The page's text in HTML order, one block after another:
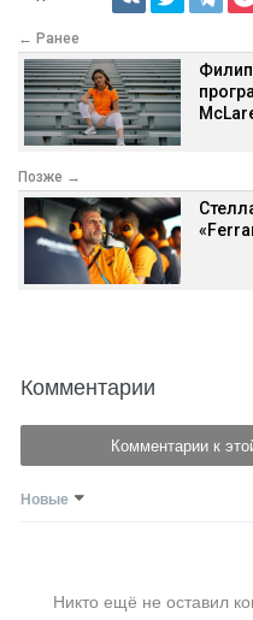
← Ранее
Позже →
Комментарии
Комментарии к
Новые
Никто ещё не оставил